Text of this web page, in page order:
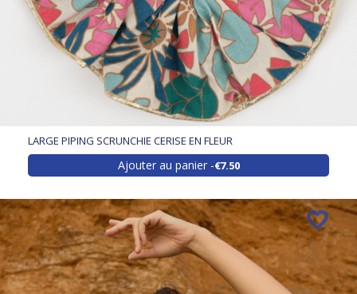
LARGE PIPING SCRUNCHIE CERISE EN FLEUR
Ajouter au panier €7.50